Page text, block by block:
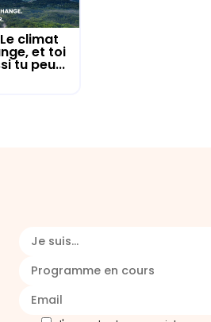
climat
et toi
tu peu...
Je suis...
Programme en cours